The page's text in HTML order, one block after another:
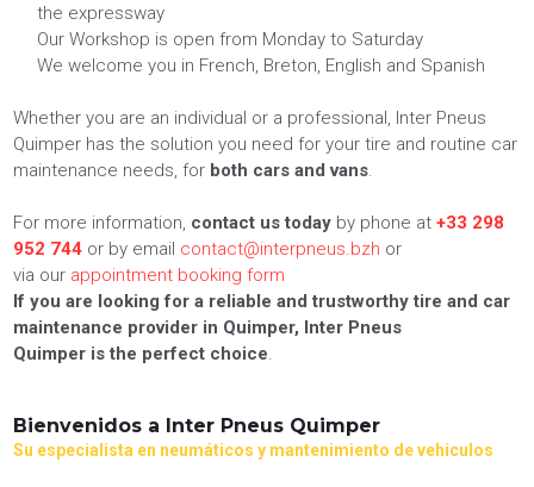
the expressway
Our Workshop is open from Monday to Saturday
We welcome you in French, Breton, English and Spanish
Whether you are an individual or a professional, Inter Pneus
Quimper has the solution you need for your tire and routine car
maintenance needs, for both cars and vans.
For more information, contact us today by phone at +33 298
952 744 or by email contact@interpneus.bzh or
via our appointment booking form
If you are looking for a reliable and trustworthy tire and car
maintenance provider in Quimper, Inter Pneus
Quimper is the perfect choice.
Bienvenidos a Inter Pneus Quimper
Su especialista en neumáticos y mantenimiento de vehiculos